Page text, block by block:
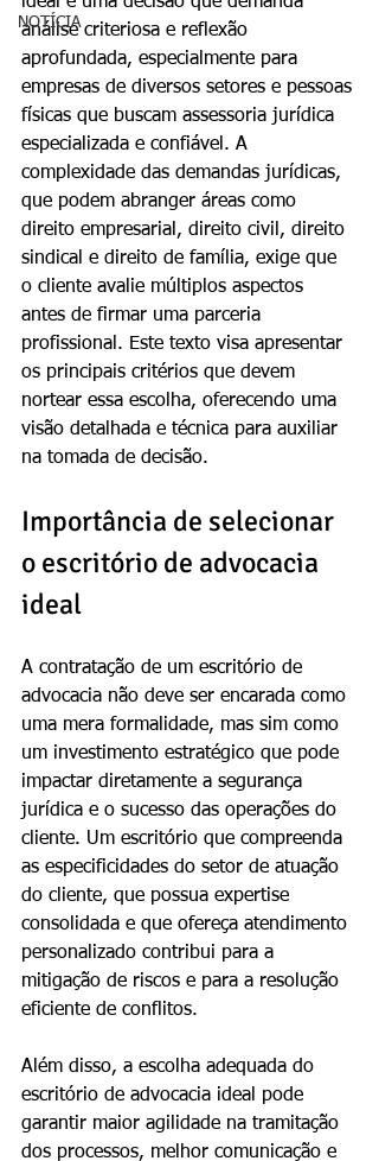
NOTÍCIA
análise criteriosa e reflexão
aprofundada, especialmente para
empresas de diversos setores e pessoas
físicas que buscam assessoria jurídica
especializada e confiável. A
complexidade das demandas jurídicas,
que podem abranger áreas como
direito empresarial, direito civil, direito
sindical e direito de família, exige que
o cliente avalie múltiplos aspectos
antes de firmar uma parceria
profissional. Este texto visa apresentar
os principais critérios que devem
nortear essa escolha, oferecendo uma
visão detalhada e técnica para auxiliar
na tomada de decisão.
Importância de selecionar
o escritório de advocacia
ideal
A contratação de um escritório de
advocacia não deve ser encarada como
uma mera formalidade, mas sim como
um investimento estratégico que pode
impactar diretamente a segurança
jurídica e o sucesso das operações do
cliente. Um escritório que compreenda
as especificidades do setor de atuação
do cliente, que possua expertise
consolidada e que ofereça atendimento
personalizado contribui para a
mitigação de riscos e para a resolução
eficiente de conflitos.
Além disso, a escolha adequada do
escritório de advocacia ideal pode
garantir maior agilidade na tramitação
dos processos, melhor comunicação e